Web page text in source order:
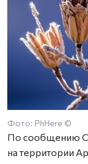
Фото: PhHere ©
По сообщению
на территории